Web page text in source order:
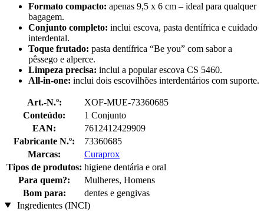
Formato compacto: apenas 9,5 x 6 cm – ideal para qualquer
bagagem.
Conjunto completo: inclui escova, pasta dentífrica e cuidado
interdental.
Toque frutado: pasta dentífrica “Be you” com sabor a
pêssego e alperce.
Limpeza precisa: inclui a popular escova CS 5460.
All-in-one: inclui dois escovilhões interdentários com suporte.
Art.-N.º:
XOF-MUE-73360685
Conteúdo:
1 Conjunto
EAN:
7612412429909
Fabricante N.º:
73360685
Marcas:
Curaprox
Tipos de produtos: higiene dentária e oral
Para quem?:
Mulheres, Homens
Bom para:
dentes e gengivas
Ingredientes (INCI)